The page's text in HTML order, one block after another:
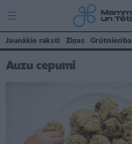
Jaunākie raksti Ziņas Grūtniecība
Auzu cepumi